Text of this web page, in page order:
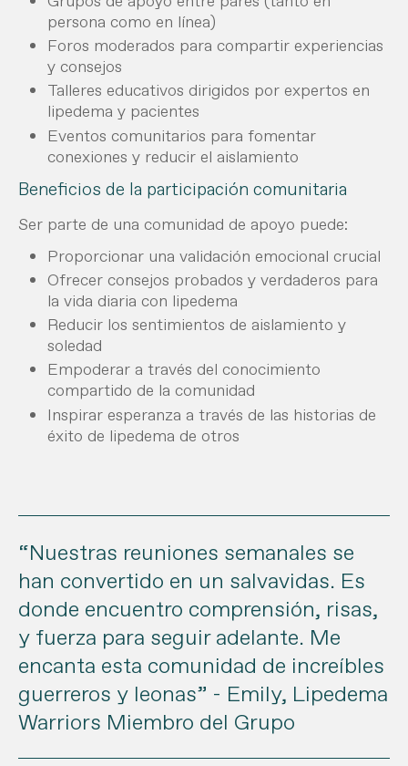
persona como en línea)
Foros moderados para compartir experiencias
y consejos
Talleres educativos dirigidos por expertos en
lipedema y pacientes
Eventos comunitarios para fomentar
conexiones y reducir el aislamiento
Beneficios de la participación comunitaria
Ser parte de una comunidad de apoyo puede:
Proporcionar una validación emocional crucial
Ofrecer consejos probados y verdaderos para
la vida diaria con lipedema
Reducir los sentimientos de aislamiento y
soledad
Empoderar a través del conocimiento
compartido de la comunidad
Inspirar esperanza a través de las historias de
éxito de lipedema de otros
“Nuestras reuniones semanales se
han convertido en un salvavidas. Es
donde encuentro comprensión, risas,
y fuerza para seguir adelante. Me
encanta esta comunidad de increíbles
guerreros y leonas” - Emily, Lipedema
Warriors Miembro del Grupo